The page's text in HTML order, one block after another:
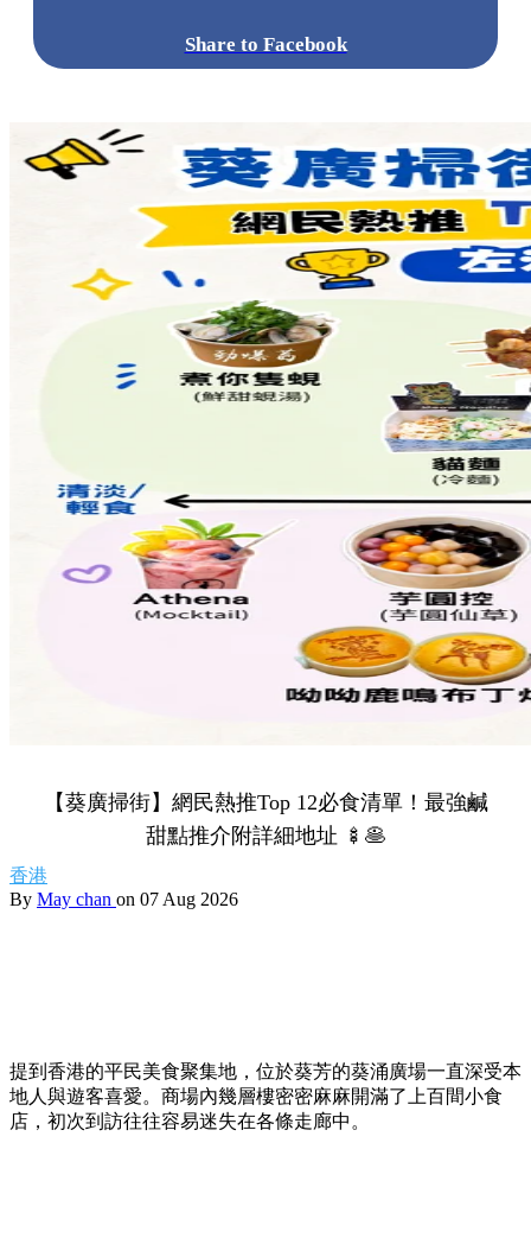
Share to Facebook
【葵廣掃街】網民熱推Top 12必食清單！最強鹹
甜點推介附詳細地址 🍢🥞
香港
By May chan on 07 Aug 2026
提到香港的平民美食聚集地，位於葵芳的葵涌廣場一直深受本
地人與遊客喜愛。商場內幾層樓密密麻麻開滿了上百間小食
店，初次到訪往往容易迷失在各條走廊中。